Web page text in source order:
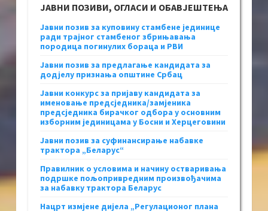
ЈАВНИ ПОЗИВИ, ОГЛАСИ И ОБАВЈЕШТЕЊА
Јавни позив за куповину стамбене јединице
ради трајног стамбеног збрињавања
породица погинулих бораца и РВИ
Јавни позив за предлагање кандидата за
додјелу признања општине Србац
Јавни конкурс за пријаву кандидата за
именовање предсједника/замјеника
предсједника бирачког одбора у основним
изборним јединицама у Босни и Херцеговини
Јавни позив за суфинансирање набавке
трактора „Беларус“
Правилник о условима и начину остваривања
подршке пољопривредним произвођачима
за набавку трактора Беларус
Нацрт измјене дијела „Регулационог плана